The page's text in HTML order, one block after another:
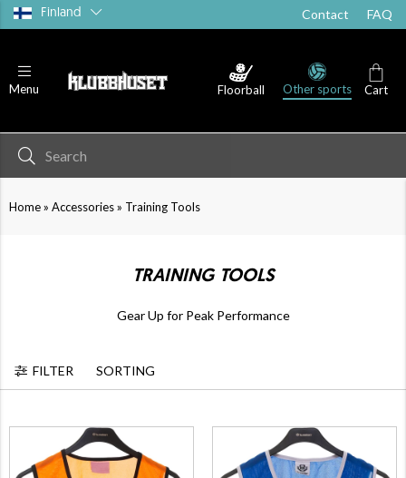
Finland Contact FAQ
Menu Floorball Other sports Cart
Home» Accessories» Training Tools
TRAINING TOOLS
Gear Up for Peak Performance
FILTER SORTING